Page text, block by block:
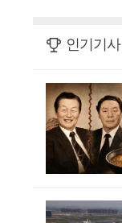
인기기사